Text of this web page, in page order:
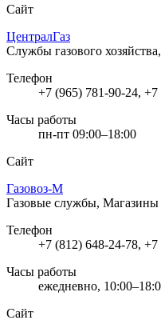
Сайт
ЦентралГаз
Службы газового
Телефон
+7 (965) 781-90-24,
Часы работы
пн-пт 09:00–18:00
Сайт
Газовоз-М
Газовые службы, Магазины
Телефон
+7 (812) 648-24-78,
Часы работы
ежедневно,
Сайт